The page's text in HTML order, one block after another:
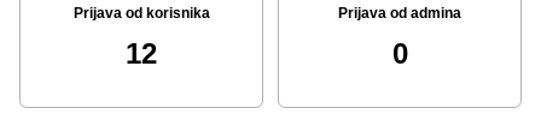
Prijava od korisnika
12
Prijava od admina
0